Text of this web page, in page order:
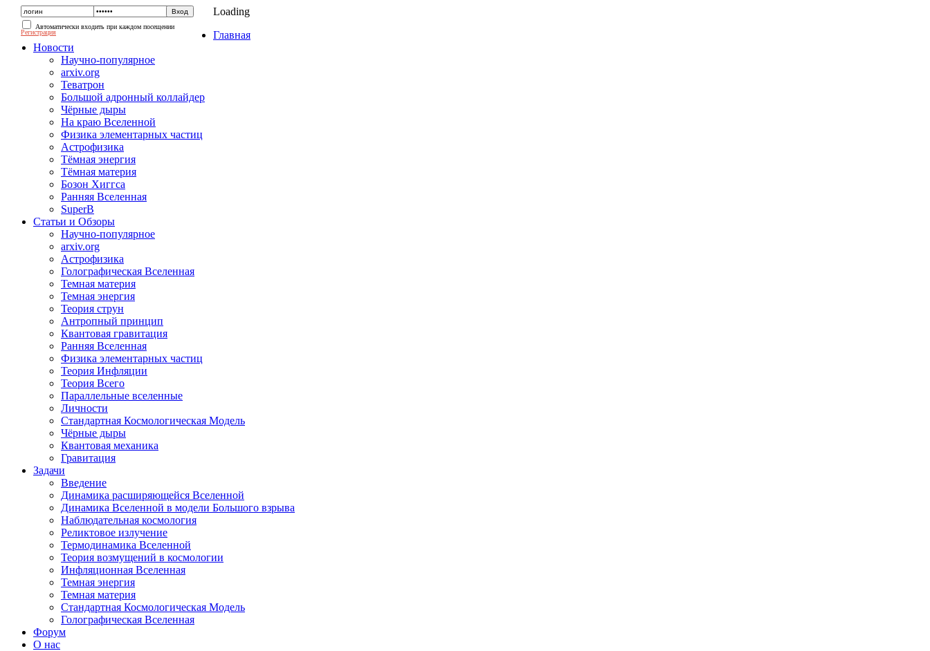
Автоматически входить при каждом посещении
Регистрация
Loading
Главная
Новости
Научно-популярное
arxiv.org
Теватрон
Большой адронный коллайдер
Чёрные дыры
На краю Вселенной
Физика элементарных частиц
Астрофизика
Тёмная энергия
Тёмная материя
Бозон Хиггса
Ранняя Вселенная
SuperB
Статьи и Обзоры
Научно-популярное
arxiv.org
Астрофизика
Голографическая Вселенная
Темная материя
Темная энергия
Теория струн
Антропный принцип
Квантовая гравитация
Ранняя Вселенная
Физика элементарных частиц
Теория Инфляции
Теория Всего
Параллельные вселенные
Личности
Стандартная Космологическая Модель
Чёрные дыры
Квантовая механика
Гравитация
Задачи
Введение
Динамика расширяющейся Вселенной
Динамика Вселенной в модели Большого взрыва
Наблюдательная космология
Реликтовое излучение
Термодинамика Вселенной
Теория возмущений в космологии
Инфляционная Вселенная
Темная энергия
Темная материя
Стандартная Космологическая Модель
Голографическая Вселенная
Форум
О нас